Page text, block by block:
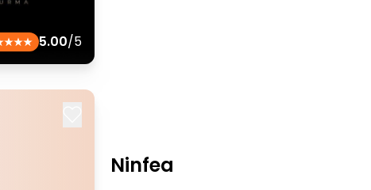
5.00/5
Ninfea